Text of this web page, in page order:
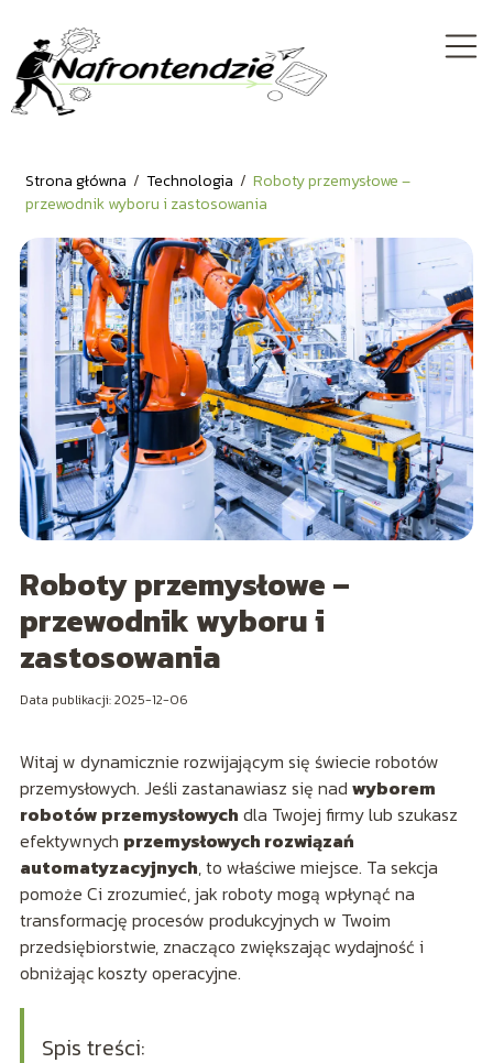
Strona główna / Technologia / Roboty przemysłowe –
przewodnik wyboru i zastosowania
Roboty przemysłowe –
przewodnik wyboru i
zastosowania
Data publikacji: 2025-12-06
Witaj w dynamicznie rozwijającym się świecie robotów
przemysłowych. Jeśli zastanawiasz się nad wyborem
robotów przemysłowych dla Twojej firmy lub szukasz
efektywnych przemysłowych rozwiązań
automatyzacyjnych, to właściwe miejsce. Ta sekcja
pomoże Ci zrozumieć, jak roboty mogą wpłynąć na
transformację procesów produkcyjnych w Twoim
przedsiębiorstwie, znacząco zwiększając wydajność i
obniżając koszty operacyjne.
Spis treści: